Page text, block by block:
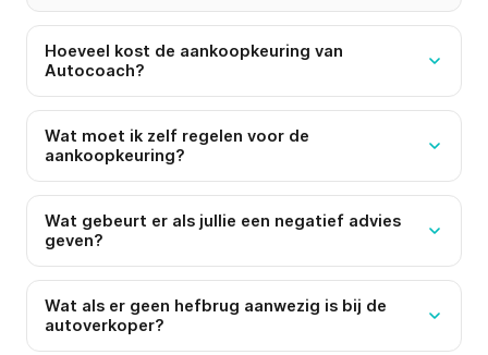
Hoeveel kost de aankoopkeuring van
Autocoach?
Wat moet ik zelf regelen voor de
aankoopkeuring?
Wat gebeurt er als jullie een negatief advies
geven?
Wat als er geen hefbrug aanwezig is bij de
autoverkoper?